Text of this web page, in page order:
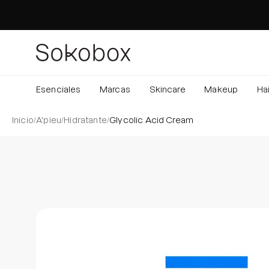
contenido
Esenciales Marcas Skincare Makeup
Inicio/A'pieu/Hidratante/Glycolic Acid Cream